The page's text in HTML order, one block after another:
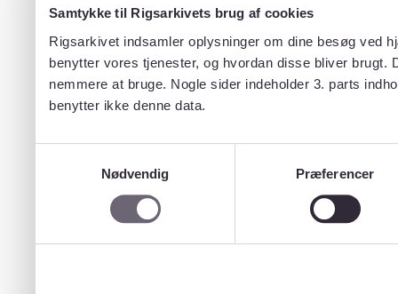
Samtykke til Rigsarkivets brug af cookies
Rigsarkivet indsamler oplysninger om dine besøg ved
benytter vores tjenester, og hvordan disse bliver
nemmere at bruge. Nogle sider indeholder 3. parts
benytter ikke denne data.
Nødvendig
Præferencer